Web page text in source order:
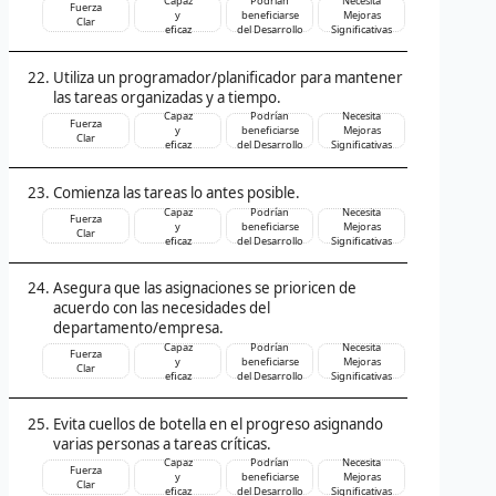
Fuerza
Clar
y
eficaz
beneficiarse
del Desarrollo
Mejoras
Significativas
Utiliza un programador/planificador para mantener
las tareas organizadas y a tiempo.
Fuerza
Clar
Capaz
y
eficaz
Podrían
beneficiarse
del Desarrollo
Necesita
Mejoras
Significativas
Comienza las tareas lo antes posible.
Fuerza
Clar
Capaz
y
eficaz
Podrían
beneficiarse
del Desarrollo
Necesita
Mejoras
Significativas
Asegura que las asignaciones se prioricen de
acuerdo con las necesidades del
departamento/empresa.
Fuerza
Clar
Capaz
y
eficaz
Podrían
beneficiarse
del Desarrollo
Necesita
Mejoras
Significativas
Evita cuellos de botella en el progreso asignando
varias personas a tareas críticas.
Fuerza
Clar
Capaz
y
eficaz
Podrían
beneficiarse
del Desarrollo
Necesita
Mejoras
Significativas